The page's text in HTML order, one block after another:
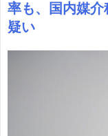
率も、国内媒
疑い